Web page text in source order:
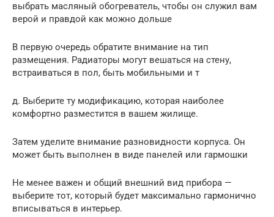
выбрать масляный обогреватель, чтобы он служил вам
верой и правдой как можно дольше
В первую очередь обратите внимание на тип
размещения. Радиаторы могут вешаться на стену,
встраиваться в пол, быть мобильными и т
д. Выберите ту модификацию, которая наиболее
комфортно разместится в вашем жилище.
Затем уделите внимание разновидности корпуса. Он
может быть выполнен в виде панелей или гармошки
Не менее важен и общий внешний вид прибора —
выберите тот, который будет максимально гармонично
вписываться в интерьер.